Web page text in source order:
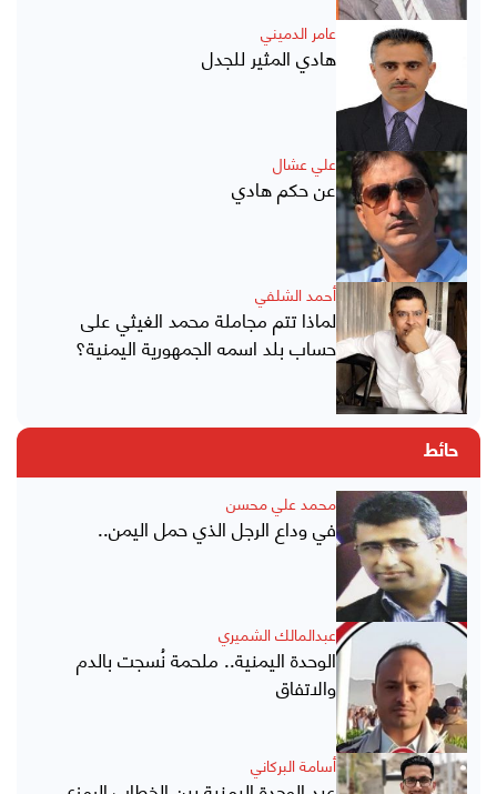
عامر الدميني
هادي المثير للجدل
علي عشال
عن حكم هادي
أحمد الشلفي
لماذا تتم مجاملة محمد الغيثي على
حساب بلد اسمه الجمهورية اليمنية؟
حائط
محمد علي محسن
في وداع الرجل الذي حمل اليمن..
عبدالمالك الشميري
الوحدة اليمنية.. ملحمة نُسجت بالدم
والاتفاق
أسامة البركاني